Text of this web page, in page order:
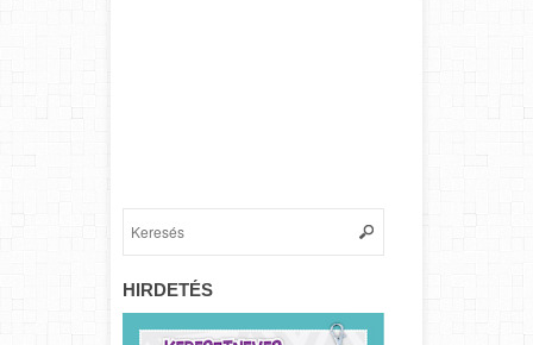
HIRDETÉS